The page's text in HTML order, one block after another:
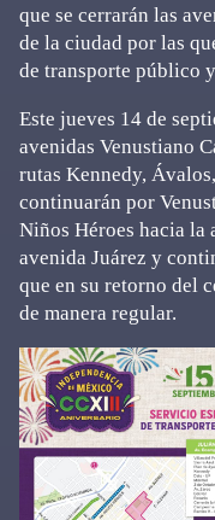
que se cerrarán las
de la ciudad por las
de transporte público
Este jueves 14 de
avenidas Venustiano
rutas Kennedy,
continuarán por
Niños Héroes hacia la
avenida Juárez y
que en su retorno del
de manera regular.